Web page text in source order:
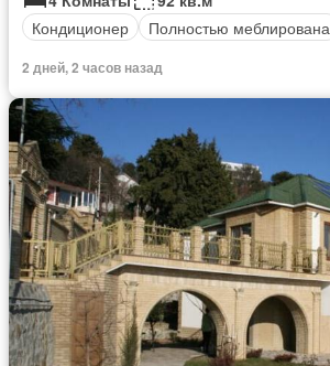
Кондиционер
Полностью меблирована
2 дней, 2 часов назад